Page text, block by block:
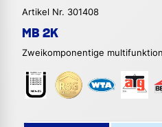
Artikel Nr. 301408
MB 2K
Zweikomponentige